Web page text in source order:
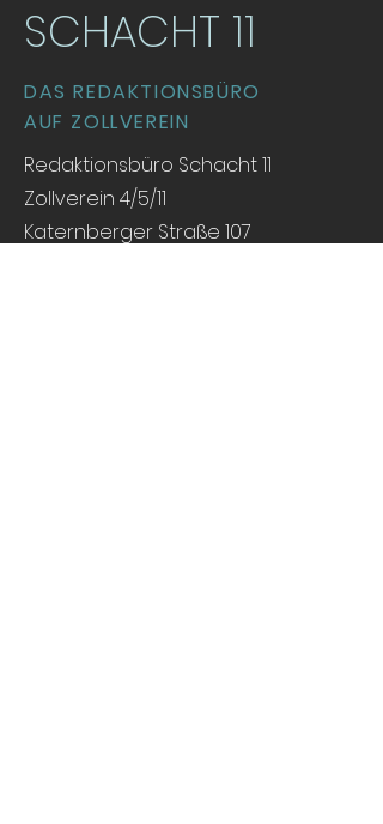
SCHACHT 11
DAS REDAKTIONSBÜRO
AUF ZOLLVEREIN
Redaktionsbüro Schacht 11
Zollverein 4/5/11
Katernberger Straße 107